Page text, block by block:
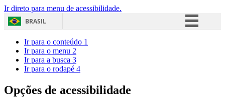
Ir direto para menu de acessibilidade.
BRASIL
Acesso à informação
Ir para o conteúdo 1
Ir para o menu 2
Ir para a busca 3
Ir para o rodapé 4
Opções de acessibilidade